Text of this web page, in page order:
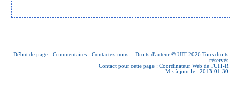
Début de page - Commentaires - Contactez-nous - Droits d'auteur © UIT 2026 Tous droits
réservés
Contact pour cette page : Coordinateur Web de l'UIT-R
Mis à jour le : 2013-01-30